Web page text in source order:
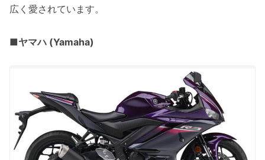
広く愛されています。
■ヤマハ (Yamaha)